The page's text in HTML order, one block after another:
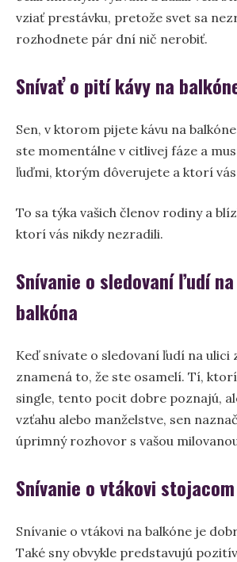
vziať prestávku, pretože svet sa
rozhodnete pár dní nič nerobiť.
Snívať o pití kávy na
Sen, v ktorom pijete kávu na
ste momentálne v citlivej fáze a
ľuďmi, ktorým dôverujete a ktorí vás
To sa týka vašich členov rodiny a
ktorí vás nikdy nezradili.
Snívanie o sledovaní ľudí
balkóna
Keď snívate o sledovaní ľudí na ulici
znamená to, že ste osamelí. Tí, ktorí
single, tento pocit dobre poznajú,
vzťahu alebo manželstve, sen
úprimný rozhovor s vašou
Snívanie o vtákovi
Snívanie o vtákovi na balkóne je
Také sny obvykle predstavujú